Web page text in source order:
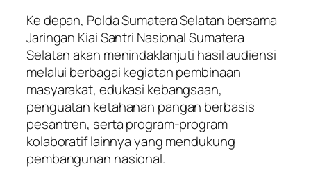
Ke depan, Polda Sumatera Selatan bersama
Jaringan Kiai Santri Nasional Sumatera
Selatan akan menindaklanjuti hasil audiensi
melalui berbagai kegiatan pembinaan
masyarakat, edukasi kebangsaan,
penguatan ketahanan pangan berbasis
pesantren, serta program-program
kolaboratif lainnya yang mendukung
pembangunan nasional.